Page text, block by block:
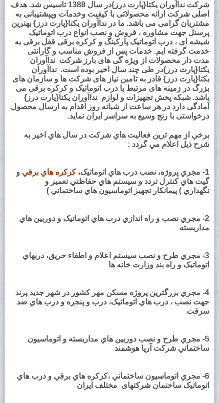
شرکتنداآوران یکتا{پارت درز}
در سال 1388 تاسیس شد. هدف
اصلی شرکت ارائه محصولاتی با کیفیت وخدمات وپپشتیبانی به
مشتریان گرامی می باشد. ما درنداآوران یکتا{پارت درز} بهترین
پرسنل جهت مشاوره ، فروش و نصب انواع درب اتوماتیک
شیشه ای ، درب اتوماتیک پارکینگ و کرکره برقی قفل برقی به
خدمت گرفته ایم. خدمات پس از فروش مناسب و گارانتی
مدت دار محصولات از ویژه گی های بارز شرکتنداآوران
یکتا{پارت درز}در طی چند سال اخیر بوده است.نداآوران
یکتا{پارت درز} قادر به تامین نیاز های شرکت ها و سازمان های
بزرگ در زمینه های مرتبط با درب اتوماتیک و کرکره برقی می
باشد. شبکه پخش تجهیزات و لوازمنداآوران یکتا{پارت درز}
آمادگی دارد در هر ساعت از شبانه روز اقدام به ارسال محصول
درخواستی با رنج وسیع به سراسر ایران نماید.
برخي از مهم ترين فعاليت هاي شرکت در سال هاي اخير به
شرح ذيل اعلام مي گردد :
1- مجري پروژه، نصب درب هاي اتوماتيک، کرکره هاي برقي و
گيت هاي کنترل تردد و سيستم هاي حفاظتي تعمير و
نگهداري ) پيمانکار تجهيز اتوماسيون هاي ساختماني )
2- مجري نصب و راه اندازي درب هاي اتوماتيک و دوربين هاي
مداربسته
3- مجري طرح و نصب سيستم اعلام و اطفاء حريق، دربهاي
اتوماتيک و راه بند وزارت خانه ها
4- مجري بزرگترين پروژه مسکن مهر کشور در شهر جديد پرند
جهت نصب ، درب هاي اتوماتيک، درب و پنجره و درب هاي ضد
سرقت
5- مجري طرح و نصب دوربين هاي مداربسته و اتوماسيون
ساختماني شرکت آريا هوشمند
6- مجري اتوماسيون ساختماني ،کرکره هاي برقي و درب هاي
اتوماتيک ساختمان شرکتهای مختلف ايران